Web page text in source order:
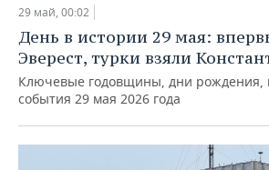
НЕФТЕХИМИЯ
НЕФТЬ
ОПК
ЭНЕРГЕТИКА
РОЗНИЧНАЯ ТОРГОВЛЯ
ТРАНСПОРТ
НОВОСТИ ТЕХНОЛОГИЙ
IT
МЕРОПРИЯТИЯ
НОВОСТИ МЕРОПРИЯТИЙ
СПОРТ
29 май, 00:02
День в истории 29 мая:
Эверест, турки взяли
Ключевые годовщины, дни рождения,
события 29 мая 2026 года